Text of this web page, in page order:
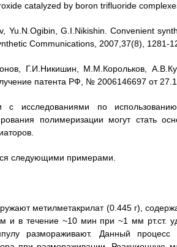
catalyzed by boron trifluoride
Yu.N.Ogibin, G.I.Nikishin. Convenient
Communications, 2007,37(8), 1281-
Г.И.Никишин, M.M.Корольков,
патента РФ, № 2006146697 от
исследованиями по
полимеризации могут стать
следующими примерами.
метилметакрилат (0.445 г),
и в течение ~10 мин при ~1 мм рт.ст.
размораживают. Данный процесс